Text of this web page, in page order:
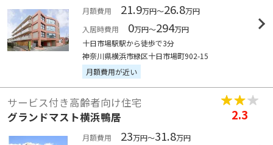
月額費用 21.9万円～26.8万円
入居時費用
0万円～294万円
十日市場駅駅から徒歩で3分
神奈川県横浜市緑区十日市場町902-15
月額費用が近い
サービス付き高齢者向け住宅
グランドマスト横浜鴨居
2.3
月額費用 23万円～31.8万円